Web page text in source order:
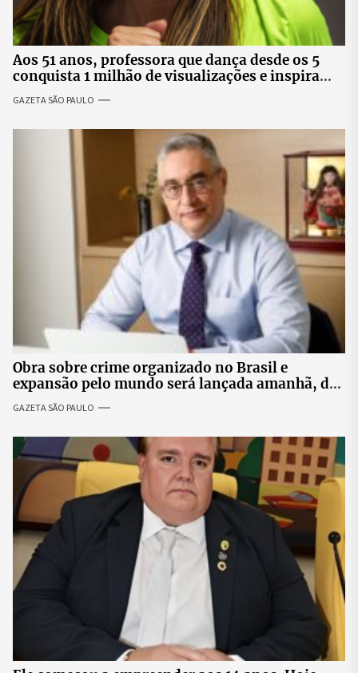
Aos 51 anos, professora que dança desde os 5
conquista 1 milhão de visualizações e inspira
público 40+
GAZETA SÃO PAULO
Obra sobre crime organizado no Brasil e
expansão pelo mundo será lançada amanhã, dia
11, na Livraria da Vila, em São Paulo
GAZETA SÃO PAULO